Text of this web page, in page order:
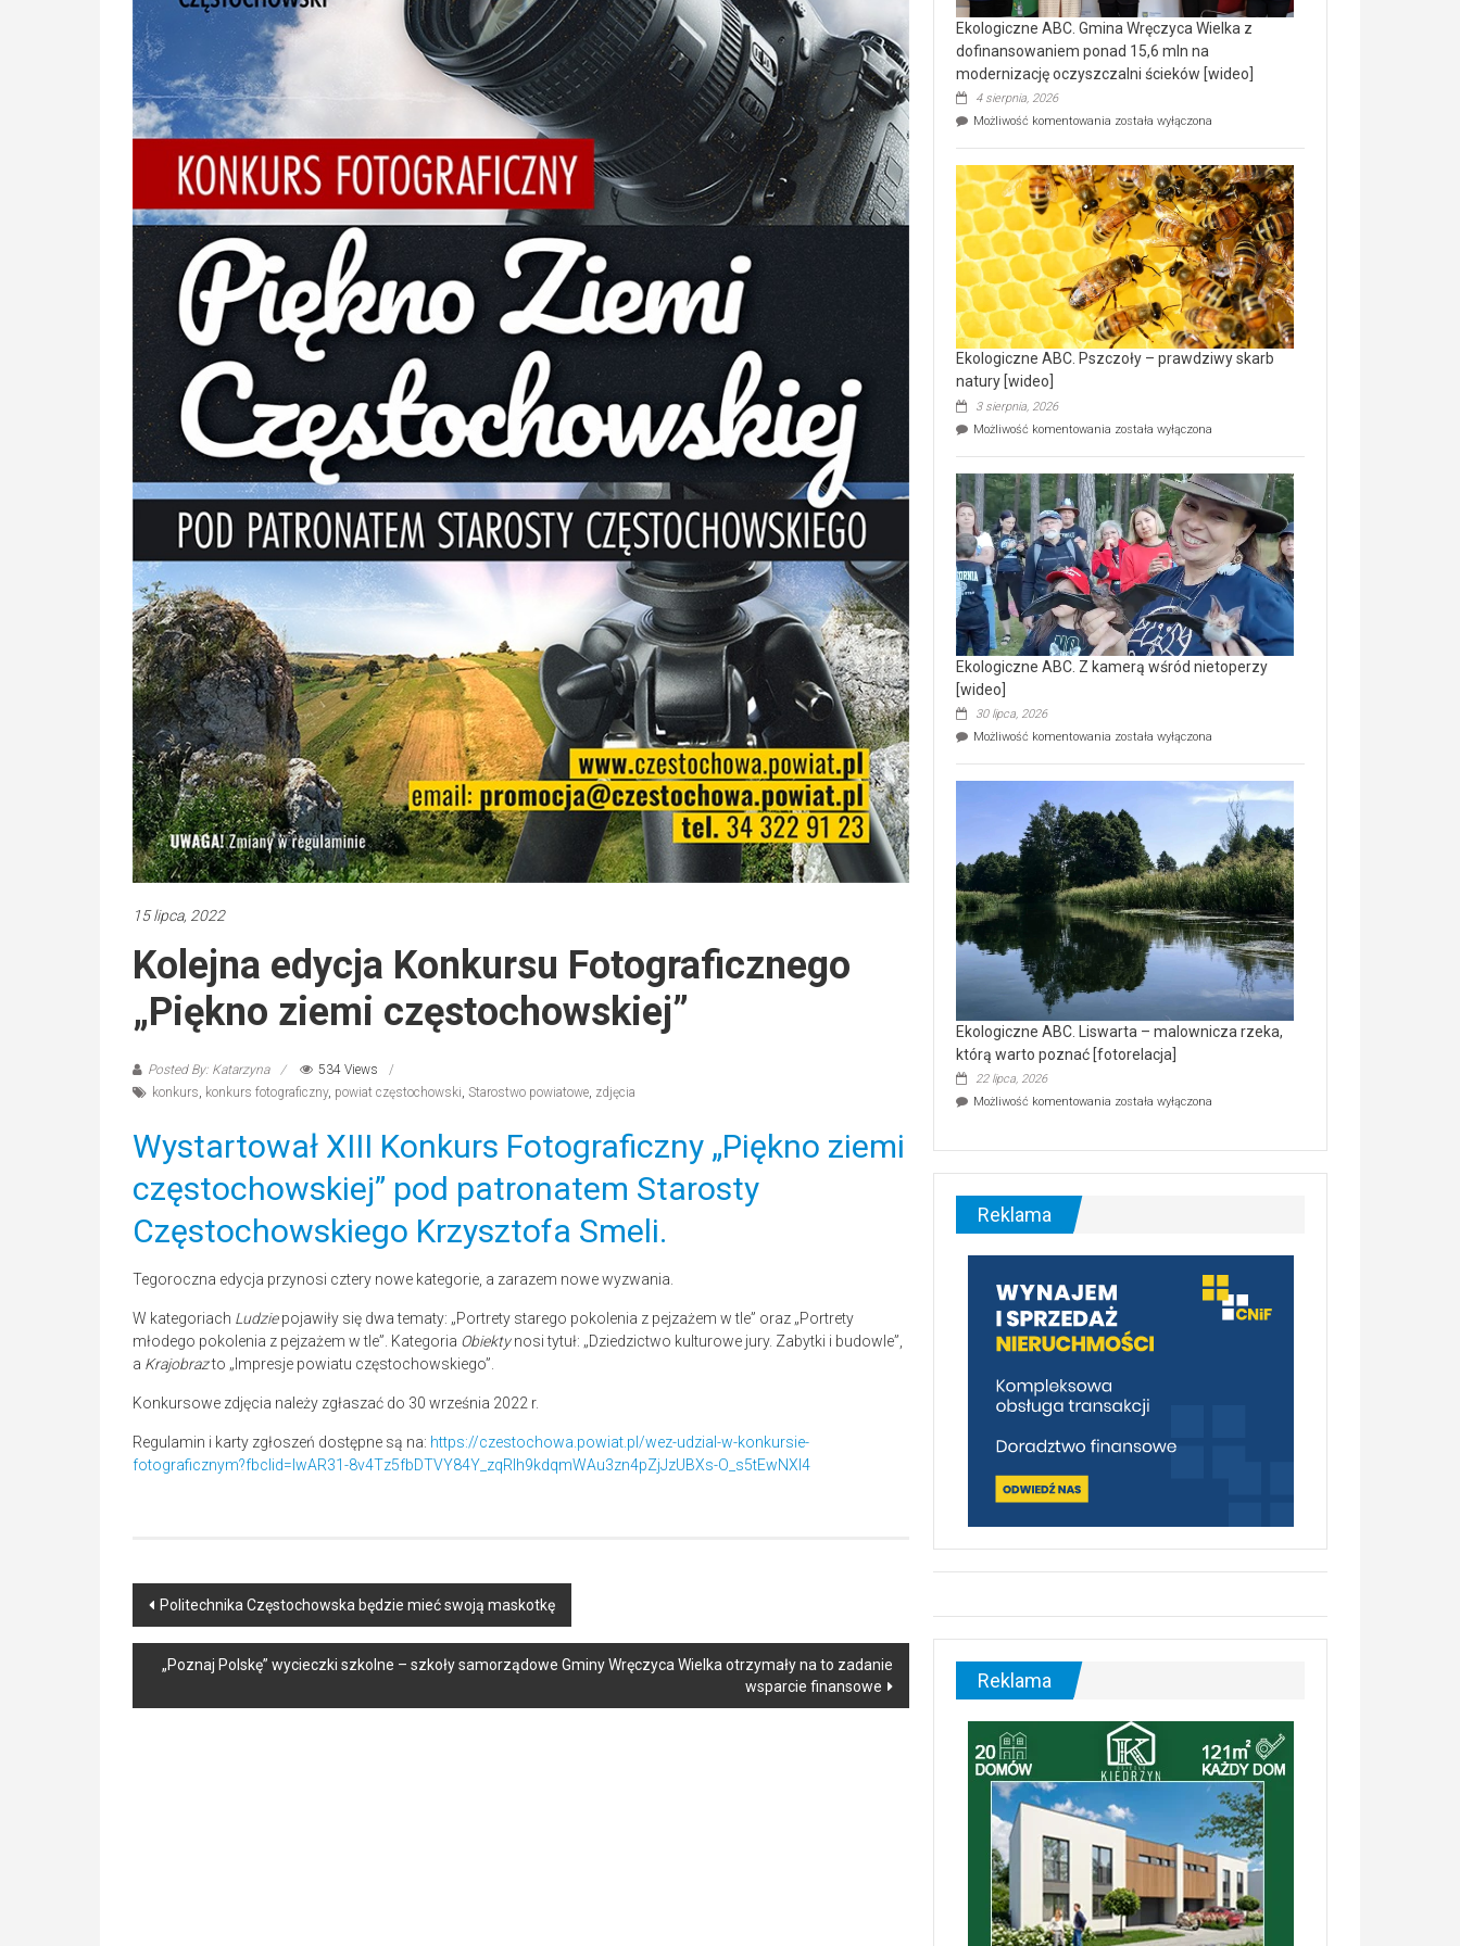
15 lipca, 2022
Kolejna edycja Konkursu Fotograficznego
„Piękno ziemi częstochowskiej”
Posted By: Katarzyna
534 Views
konkurs konkurs fotograficzny, powiat częstochowski Starostwo powiatowe zdjęcia
Wystartował XIII Konkurs Fotograficzny „Piękno ziemi
częstochowskiej” pod patronatem Starosty
Częstochowskiego Krzysztofa Smeli.
Tegoroczna edycja przynosi cztery nowe kategorie, a zarazem nowe wyzwania.
W kategoriach Ludziepojawiły się dwa tematy: „Portrety starego pokolenia z pejzażem w tle” oraz „Portrety
młodego pokolenia z pejzażem w tle”. Kategoria Obiektynosi tytuł: „Dziedzictwo kulturowe jury. Zabytki i budowle”,
a Krajobrazto „Impresje powiatu częstochowskiego”.
Konkursowe zdjęcia należy zgłaszać do 30 września 2022 r.
Regulamin i karty zgłoszeń dostępne są na: https://czestochowa.powiat.pl/wez-udzial-w-konkursie-
fotograficznym?fbclid=IwAR31-8v4Tz5fbDTVY84Y_zqRlh9kdqmWAu3zn4pZjJzUBXs-O_s5tEwNXl4
Post
navigation
Politechnika Częstochowska będzie mieć swoją maskotkę
„Poznaj Polskę” wycieczki szkolne – szkoły samorządowe Gminy Wręczyca Wielka otrzymały na to zadanie
wsparcie finansowe
Ekologiczne ABC. Gmina Wręczyca Wielka z
dofinansowaniem ponad 15,6 mln na
modernizację oczyszczalni ścieków [wideo]
4 sierpnia, 2026
Możliwość komentowania Ekologiczne
Wręczyca
Wielka
z
dofinansowaniem
ponad
15,6
mln
na
modernizację
oczyszczalni
ścieków
[wideo]
została wyłączona
Ekologiczne ABC. Pszczoły – prawdziwy skarb
natury [wideo]
3 sierpnia, 2026
Możliwość komentowania Ekologiczne
–
prawdziwy
skarb
natury
[wideo]
została wyłączona
Ekologiczne ABC. Z kamerą wśród nietoperzy
[wideo]
30 lipca, 2026
Możliwość komentowania Ekologiczne
wśród
nietoperzy
[wideo]
została wyłączona
Ekologiczne ABC. Liswarta – malownicza rzeka,
którą warto poznać [fotorelacja]
22 lipca, 2026
Możliwość komentowania Ekologiczne
–
malownicza
[fotorelacja]
została wyłączona
Reklama
Reklama